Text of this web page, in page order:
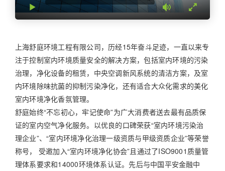
上海舒庭环境工程有限公司，历经15年奋斗足迹，一直以来专
注于控制室内环境质量安全的解决方案，包括室内环境的污染
治理，净化设备的租赁，中央空调新风系统的清洁方案，及室
内环境除味抗菌的抑制污染净化，还有适合大众化需求的美化
室内环境净化香氛管理。
舒庭始终“不忘初心，牢记使命”为广大消费者送去最有品质保
证的室内空气净化服务。以优良的口碑荣获“室内环境污染治
理企业”、“室内环境净化治理一级资质与甲级资质企业”等荣誉
称号， 受邀加入“室内环境净化协会”且通过了ISO9001质量管
理体系要求和14000环境体系认证。先后与中国平安金融中